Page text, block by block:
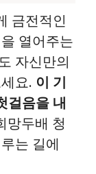
금전적인
열어주는
자신만의
요. 이 기
걸음을 내
망두배 청
는 길에